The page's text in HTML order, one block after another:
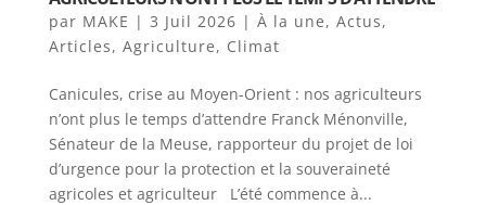
par MAKE | 3 Juil 2026 | À la une, Actus,
Articles, Agriculture, Climat
Canicules, crise au Moyen-Orient : nos agriculteurs
n’ont plus le temps d’attendre Franck Ménonville,
Sénateur de la Meuse, rapporteur du projet de loi
d’urgence pour la protection et la souveraineté
agricoles et agriculteur L’été commence à...